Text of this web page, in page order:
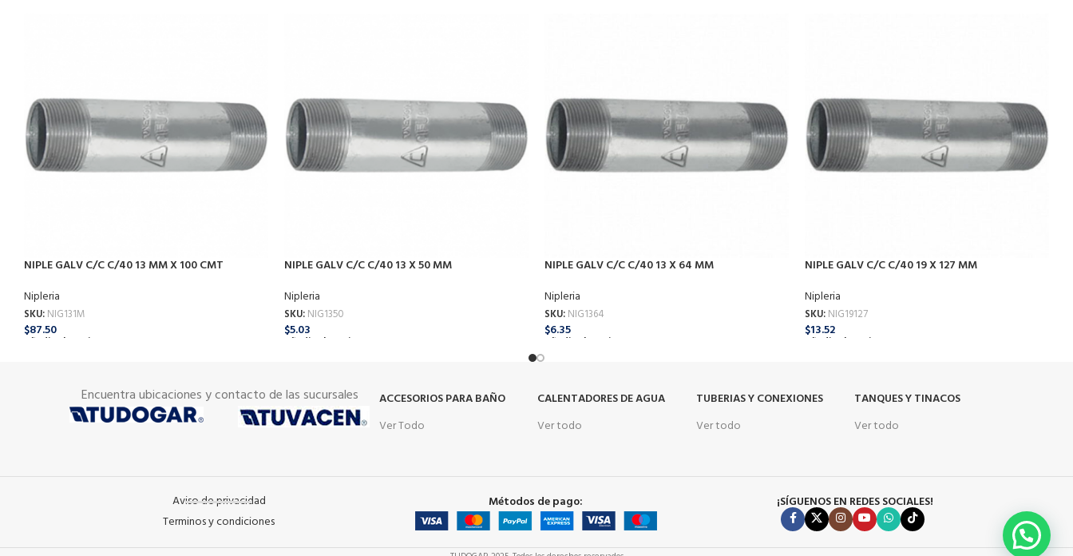
NIPLE GALV C/C C/40 13 MM X 100 CMT
Nipleria
SKU: NIG131M
$87.50
Añadir Al Carrito
NIPLE GALV C/C C/40 13 X 50 MM
Nipleria
SKU: NIG1350
$5.03
Añadir Al Carrito
NIPLE GALV C/C C/40 13 X 64 MM
Nipleria
SKU: NIG1364
$6.35
Añadir Al Carrito
NIPLE GALV C/C C/40 19 X 127 MM
Nipleria
SKU: NIG19127
$13.52
Añadir Al Carrito
Encuentra ubicaciones y contacto de las sucursales
ACCESORIOS PARA BAÑO
Ver Todo
CALENTADORES DE AGUA
Ver todo
TUBERIAS Y CONEXIONES
Ver todo
TANQUES Y TINACOS
Ver todo
Aviso de privacidad
Terminos y condiciones
Métodos de pago: ¡SÍGUENOS EN REDES SOCIALES!